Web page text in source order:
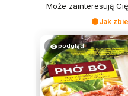
Może zainteresują
Jak
podgląd